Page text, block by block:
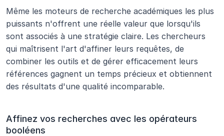
Même les moteurs de recherche académiques les plus
puissants n'offrent une réelle valeur que lorsqu'ils
sont associés à une stratégie claire. Les chercheurs
qui maîtrisent l'art d'affiner leurs requêtes, de
combiner les outils et de gérer efficacement leurs
références gagnent un temps précieux et obtiennent
des résultats d'une qualité incomparable.
Affinez vos recherches avec les opérateurs
booléens